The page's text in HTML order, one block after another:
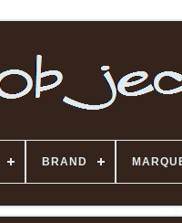
BRAND